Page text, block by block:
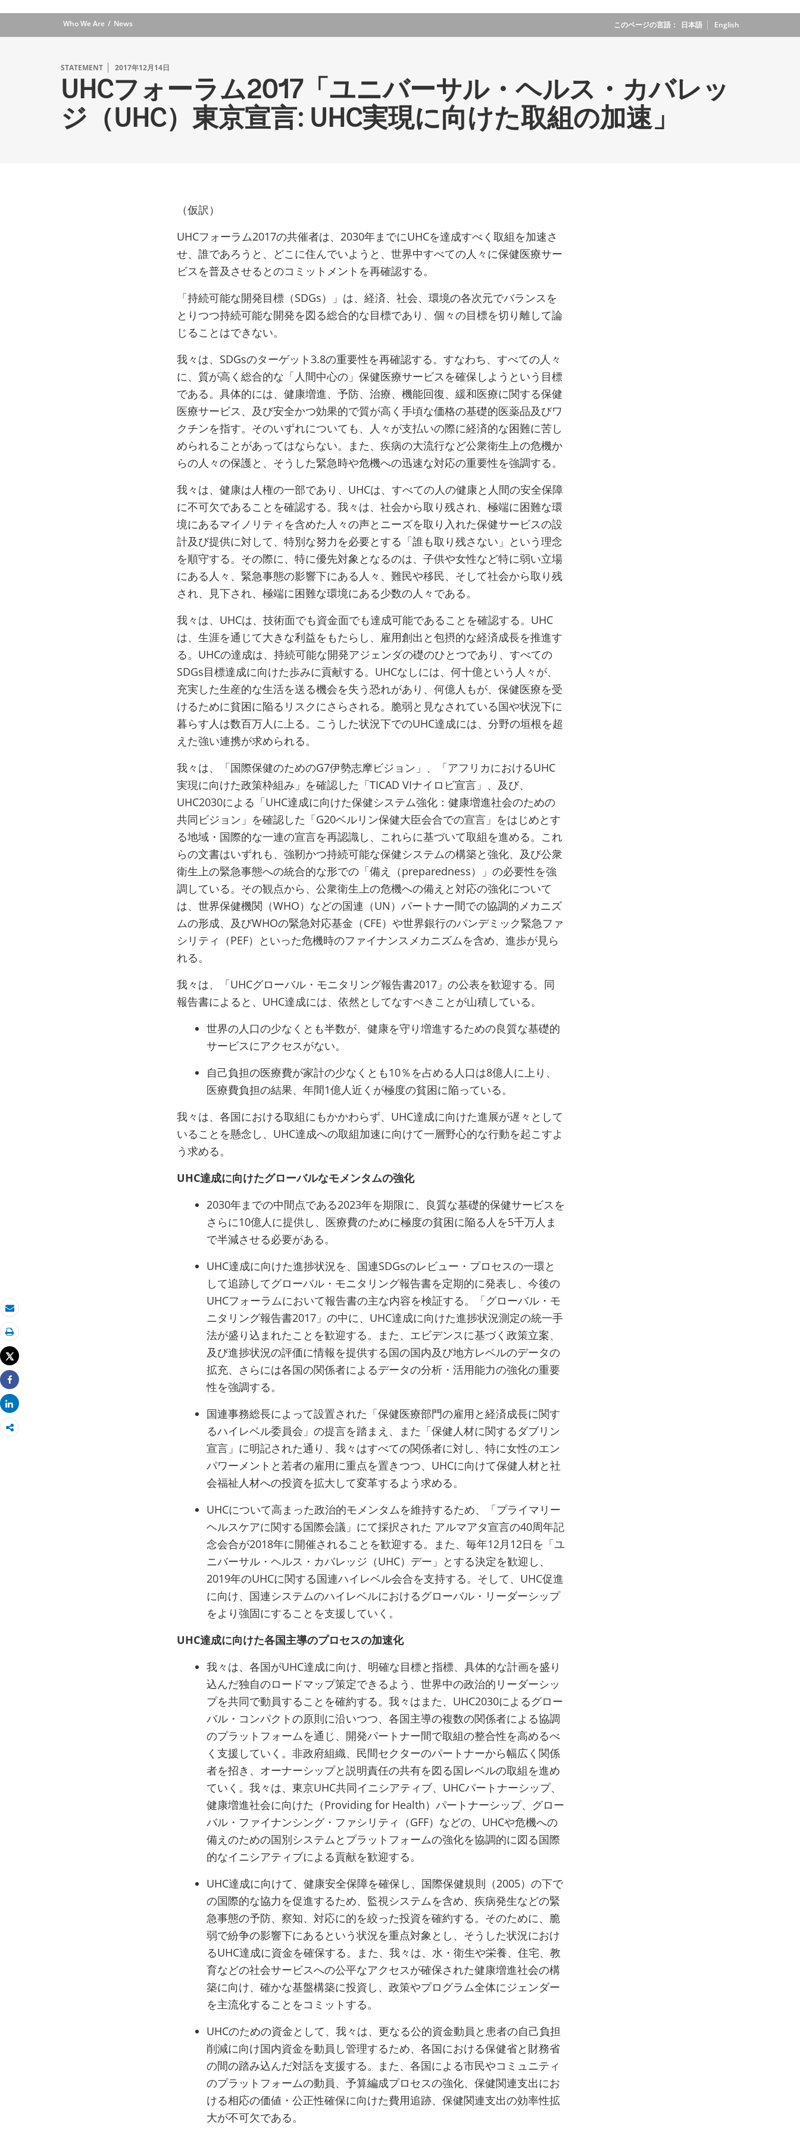
Who We Are News このページの言語： 日本語 English
STATEMENT 2017年12月14日
UHCフォーラム2017「ユニバーサル・ヘルス・カバレッ
ジ（UHC）東京宣言: UHC実現に向けた取組の加速」
Eメール
印刷
Tweet
Share
Share
（仮訳）
UHCフォーラム2017の共催者は、2030年までにUHCを達成すべく取組を加速さ
せ、誰であろうと、どこに住んでいようと、世界中すべての人々に保健医療サー
ビスを普及させるとのコミットメントを再確認する。
「持続可能な開発目標（SDGs）」は、経済、社会、環境の各次元でバランスを
とりつつ持続可能な開発を図る総合的な目標であり、個々の目標を切り離して論
じることはできない。
我々は、SDGsのターゲット3.8の重要性を再確認する。すなわち、すべての人々
に、質が高く総合的な「人間中心の」保健医療サービスを確保しようという目標
である。具体的には、健康増進、予防、治療、機能回復、緩和医療に関する保健
医療サービス、及び安全かつ効果的で質が高く手頃な価格の基礎的医薬品及びワ
クチンを指す。そのいずれについても、人々が支払いの際に経済的な困難に苦し
められることがあってはならない。また、疾病の大流行など公衆衛生上の危機か
らの人々の保護と、そうした緊急時や危機への迅速な対応の重要性を強調する。
我々は、健康は人権の一部であり、UHCは、すべての人の健康と人間の安全保障
に不可欠であることを確認する。我々は、社会から取り残され、極端に困難な環
境にあるマイノリティを含めた人々の声とニーズを取り入れた保健サービスの設
計及び提供に対して、特別な努力を必要とする「誰も取り残さない」という理念
を順守する。その際に、特に優先対象となるのは、子供や女性など特に弱い立場
にある人々、緊急事態の影響下にある人々、難民や移民、そして社会から取り残
され、見下され、極端に困難な環境にある少数の人々である。
我々は、UHCは、技術面でも資金面でも達成可能であることを確認する。UHC
は、生涯を通じて大きな利益をもたらし、雇用創出と包摂的な経済成長を推進す
る。UHCの達成は、持続可能な開発アジェンダの礎のひとつであり、すべての
SDGs目標達成に向けた歩みに貢献する。UHCなしには、何十億という人々が、
充実した生産的な生活を送る機会を失う恐れがあり、何億人もが、保健医療を受
けるために貧困に陥るリスクにさらされる。脆弱と見なされている国や状況下に
暮らす人は数百万人に上る。こうした状況下でのUHC達成には、分野の垣根を超
えた強い連携が求められる。
我々は、「国際保健のためのG7伊勢志摩ビジョン」、「アフリカにおけるUHC
実現に向けた政策枠組み」を確認した「TICAD VIナイロビ宣言」、及び、
UHC2030による「UHC達成に向けた保健システム強化：健康増進社会のための
共同ビジョン」を確認した「G20ベルリン保健大臣会合での宣言」をはじめとす
る地域・国際的な一連の宣言を再認識し、これらに基づいて取組を進める。これ
らの文書はいずれも、強靭かつ持続可能な保健システムの構築と強化、及び公衆
衛生上の緊急事態への統合的な形での「備え（preparedness）」の必要性を強
調している。その観点から、公衆衛生上の危機への備えと対応の強化について
は、世界保健機関（WHO）などの国連（UN）パートナー間での協調的メカニズ
ムの形成、及びWHOの緊急対応基金（CFE）や世界銀行のパンデミック緊急ファ
シリティ（PEF）といった危機時のファイナンスメカニズムを含め、進歩が見ら
れる。
我々は、「UHCグローバル・モニタリング報告書2017」の公表を歓迎する。同
報告書によると、UHC達成には、依然としてなすべきことが山積している。
世界の人口の少なくとも半数が、健康を守り増進するための良質な基礎的
サービスにアクセスがない。
自己負担の医療費が家計の少なくとも10％を占める人口は8億人に上り、
医療費負担の結果、年間1億人近くが極度の貧困に陥っている。
我々は、各国における取組にもかかわらず、UHC達成に向けた進展が遅々として
いることを懸念し、UHC達成への取組加速に向けて一層野心的な行動を起こすよ
う求める。
UHC達成に向けたグローバルなモメンタムの強化
2030年までの中間点である2023年を期限に、良質な基礎的保健サービスを
さらに10億人に提供し、医療費のために極度の貧困に陥る人を5千万人ま
で半減させる必要がある。
UHC達成に向けた進捗状況を、国連SDGsのレビュー・プロセスの一環と
して追跡してグローバル・モニタリング報告書を定期的に発表し、今後の
UHCフォーラムにおいて報告書の主な内容を検証する。「グローバル・モ
ニタリング報告書2017」の中に、UHC達成に向けた進捗状況測定の統一手
法が盛り込まれたことを歓迎する。また、エビデンスに基づく政策立案、
及び進捗状況の評価に情報を提供する国の国内及び地方レベルのデータの
拡充、さらには各国の関係者によるデータの分析・活用能力の強化の重要
性を強調する。
国連事務総長によって設置された「保健医療部門の雇用と経済成長に関す
るハイレベル委員会」の提言を踏まえ、また「保健人材に関するダブリン
宣言」に明記された通り、我々はすべての関係者に対し、特に女性のエン
パワーメントと若者の雇用に重点を置きつつ、UHCに向けて保健人材と社
会福祉人材への投資を拡大して変革するよう求める。
UHCについて高まった政治的モメンタムを維持するため、「プライマリー
ヘルスケアに関する国際会議」にて採択された アルマアタ宣言の40周年記
念会合が2018年に開催されることを歓迎する。また、毎年12月12日を「ユ
ニバーサル・ヘルス・カバレッジ（UHC）デー」とする決定を歓迎し、
2019年のUHCに関する国連ハイレベル会合を支持する。そして、UHC促進
に向け、国連システムのハイレベルにおけるグローバル・リーダーシップ
をより強固にすることを支援していく。
UHC達成に向けた各国主導のプロセスの加速化
我々は、各国がUHC達成に向け、明確な目標と指標、具体的な計画を盛り
込んだ独自のロードマップ策定できるよう、世界中の政治的リーダーシッ
プを共同で動員することを確約する。我々はまた、UHC2030によるグロー
バル・コンパクトの原則に沿いつつ、各国主導の複数の関係者による協調
のプラットフォームを通じ、開発パートナー間で取組の整合性を高めるべ
く支援していく。非政府組織、民間セクターのパートナーから幅広く関係
者を招き、オーナーシップと説明責任の共有を図る国レベルの取組を進め
ていく。我々は、東京UHC共同イニシアティブ、UHCパートナーシップ、
健康増進社会に向けた（Providing for Health）パートナーシップ、グロー
バル・ファイナンシング・ファシリティ（GFF）などの、UHCや危機への
備えのための国別システムとプラットフォームの強化を協調的に図る国際
的なイニシアティブによる貢献を歓迎する。
UHC達成に向けて、健康安全保障を確保し、国際保健規則（2005）の下で
の国際的な協力を促進するため、監視システムを含め、疾病発生などの緊
急事態の予防、察知、対応に的を絞った投資を確約する。そのために、脆
弱で紛争の影響下にあるという状況を重点対象とし、そうした状況におけ
るUHC達成に資金を確保する。また、我々は、水・衛生や栄養、住宅、教
育などの社会サービスへの公平なアクセスが確保された健康増進社会の構
築に向け、確かな基盤構築に投資し、政策やプログラム全体にジェンダー
を主流化することをコミットする。
UHCのための資金として、我々は、更なる公的資金動員と患者の自己負担
削減に向け国内資金を動員し管理するため、各国における保健省と財務省
の間の踏み込んだ対話を支援する。また、各国による市民やコミュニティ
のプラットフォームの動員、予算編成プロセスの強化、保健関連支出にお
ける相応の価値・公正性確保に向けた費用追跡、保健関連支出の効率性拡
大が不可欠である。